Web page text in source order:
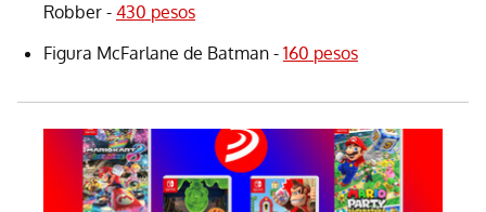
Robber - 430 pesos
Figura McFarlane de Batman - 160 pesos